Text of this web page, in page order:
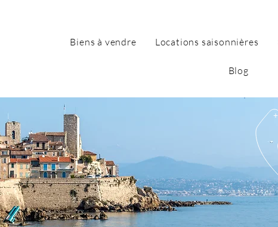
Biens à vendre Locations saisonnières
Blog